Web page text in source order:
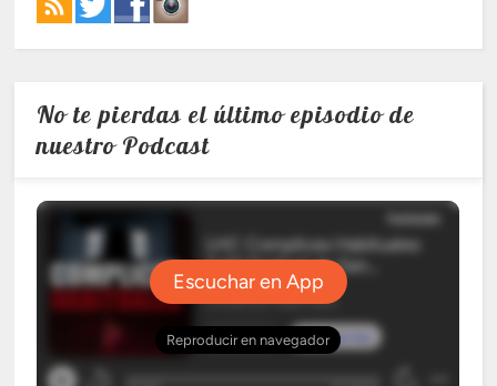
No te pierdas el último episodio de
nuestro Podcast